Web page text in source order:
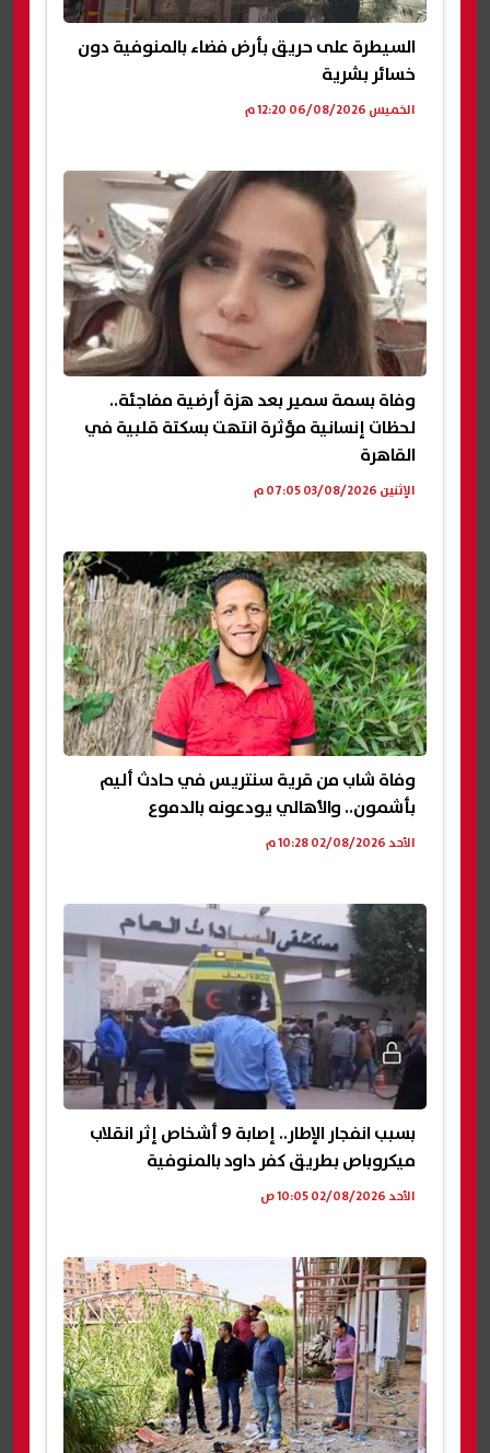
السيطرة على حريق بأرض فضاء بالمنوفية دون
خسائر بشرية
الخميس 06/08/2026 12:20 م
وفاة بسمة سمير بعد هزة أرضية مفاجئة..
لحظات إنسانية مؤثرة انتهت بسكتة قلبية في
القاهرة
الإثنين 03/08/2026 07:05 م
وفاة شاب من قرية سنتريس في حادث أليم
بأشمون.. والأهالي يودعونه بالدموع
الأحد 02/08/2026 10:28 م
​بسبب انفجار الإطار.. إصابة 9 أشخاص إثر انقلاب
ميكروباص بطريق كفر داود بالمنوفية
الأحد 02/08/2026 10:05 ص